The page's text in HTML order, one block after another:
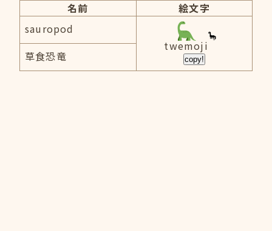
名前
絵文字
sauropod
twemoji
copy!
草食恐竜